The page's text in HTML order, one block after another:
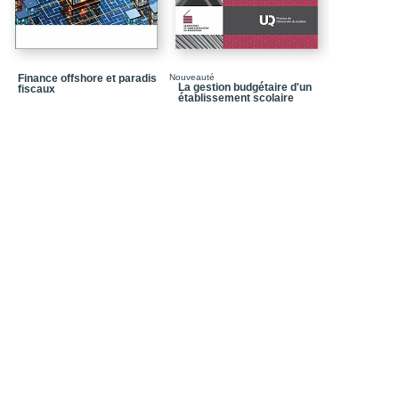
Lexique français
Index thématique
Finance offshore et paradis
fiscaux
Nouveauté
La gestion budgétaire d'un
établissement scolaire